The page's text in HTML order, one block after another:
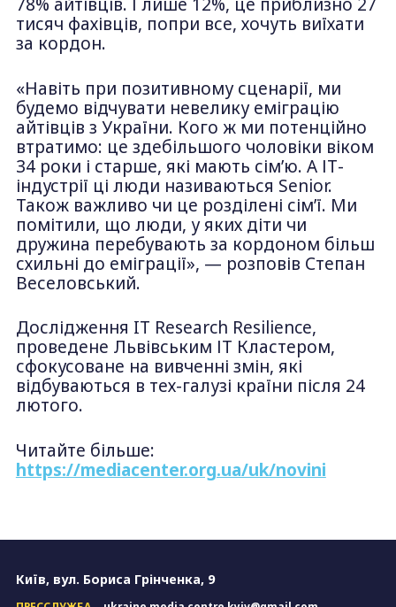
78% айтівців. І лише 12%, це приблизно 27
тисяч фахівців, попри все, хочуть виїхати
за кордон.
«Навіть при позитивному сценарії, ми
будемо відчувати невелику еміграцію
айтівців з України. Кого ж ми потенційно
втратимо: це здебільшого чоловіки віком
34 роки і старше, які мають сім’ю. А ІТ-
індустрії ці люди називаються Senior.
Також важливо чи це розділені сім’ї. Ми
помітили, що люди, у яких діти чи
дружина перебувають за кордоном більш
схильні до еміграції», — розповів Степан
Веселовський.
Дослідження IT Research Resilience,
проведене Львівським ІТ Кластером,
сфокусоване на вивченні змін, які
відбуваються в тех-галузі країни після 24
лютого.
Читайте більше:
https://mediacenter.org.ua/uk/novini
Київ, вул. Бориса Грінченка, 9